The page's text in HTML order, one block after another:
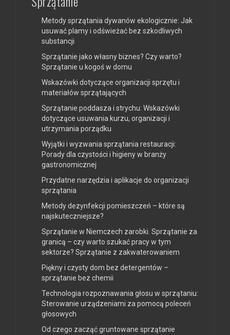
Metody sprzątania dywanów ekologicznie: Jak
usuwać plamy i odświeżać bez szkodliwych
substancji
Sprzątanie jako własny biznes? Czy warto?
Sprzątanie u kogoś w domu
Wskazówki dotyczące organizacji sprzętu i
materiałów sprzątających
Sprzątanie poddasza i strychu: Wskazówki
dotyczące usuwania kurzu, organizacji i
utrzymania porządku
Wyjątki i wyzwania sprzątania restauracji:
Porady dla czystości i higieny w branży
gastronomicznej
Przydatne narzędzia i aplikacje do organizacji
sprzątania
Metody dezynfekcji pomieszczeń – które są
najskuteczniejsze?
Sprzątanie w Niemczech zarobki. Sprzątanie za
granicą – czy warto szukać pracy w tym
sektorze? Sprzątanie z zakwaterowaniem
Piękny i czysty dom bez detergentów –
sprzątanie bez chemii
Technologia rozpoznawania głosu w sprzątaniu:
Sterowanie urządzeniami za pomocą poleceń
głosowych
Od czego zacząć gruntowane sprzątanie